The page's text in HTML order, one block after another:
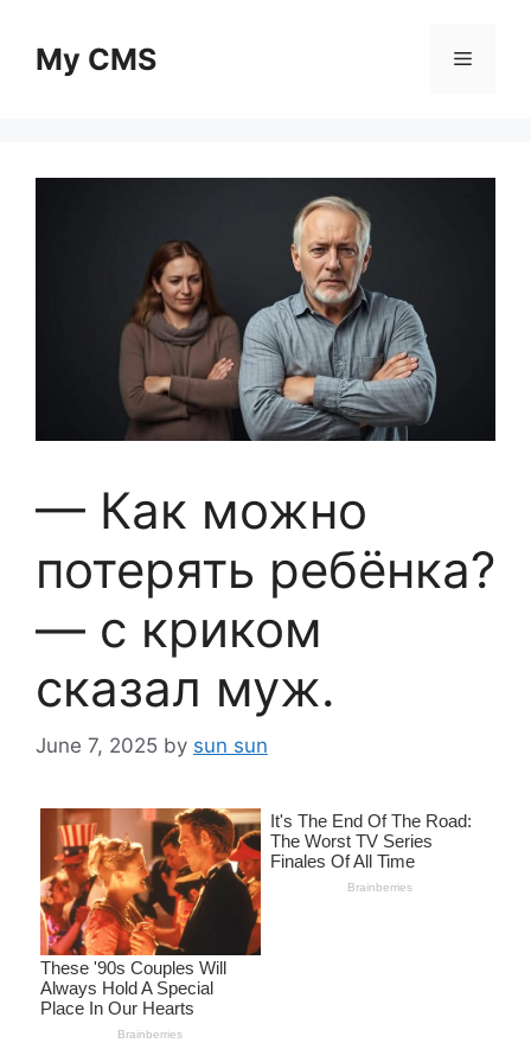
contentMy CMS Menu
— Как можно
потерять ребёнка?
— с криком
сказал муж.
June 7, 2025 by sun sun